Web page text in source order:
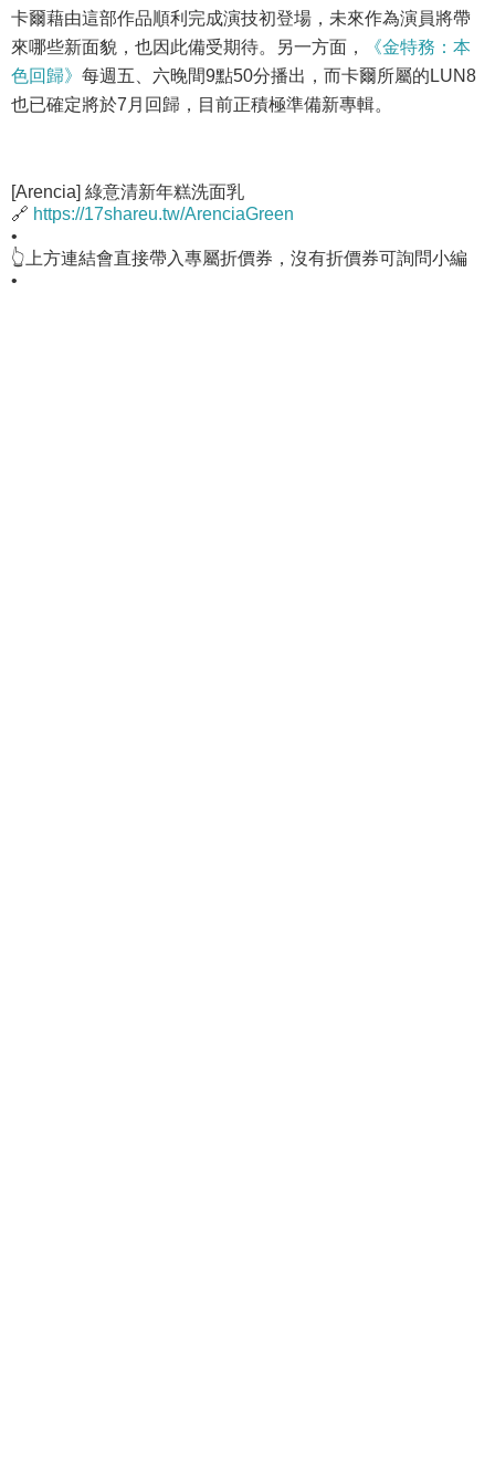
卡爾藉由這部作品順利完成演技初登場，未來作為演員將帶
來哪些新面貌，也因此備受期待。另一方面，
《金特務：本
色回歸》 每週五、六晚間9點50分播出，而卡爾所屬的LUN8
也已確定將於7月回歸，目前正積極準備新專輯。
[Arencia] 綠意清新年糕洗面乳
🔗 https://17shareu.tw/ArenciaGreen
•
👆上方連結會直接帶入專屬折價券，沒有折價券可詢問小編
•